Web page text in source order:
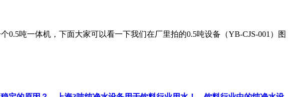
吨一体机，下面大家可以看一下我们在厂里拍的0.5吨设备（YB-CJS-001）图